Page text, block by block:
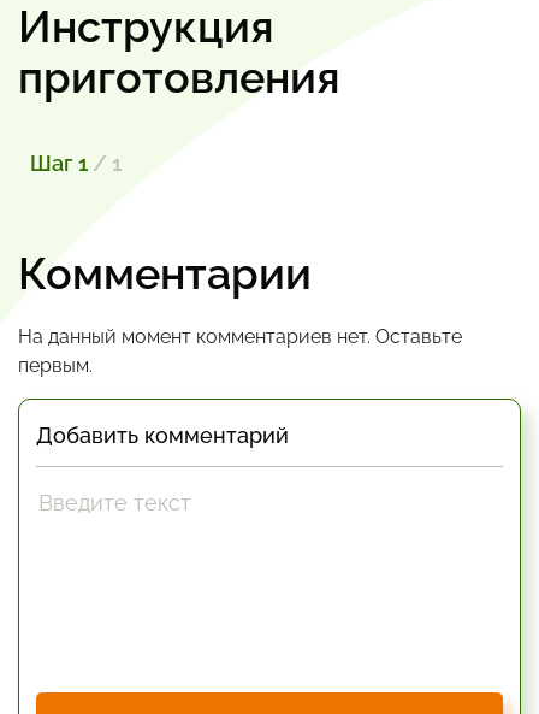
Инструкция
приготовления
Шаг 1 / 1
Комментарии
На данный момент комментариев нет. Оставьте
первым.
Добавить комментарий